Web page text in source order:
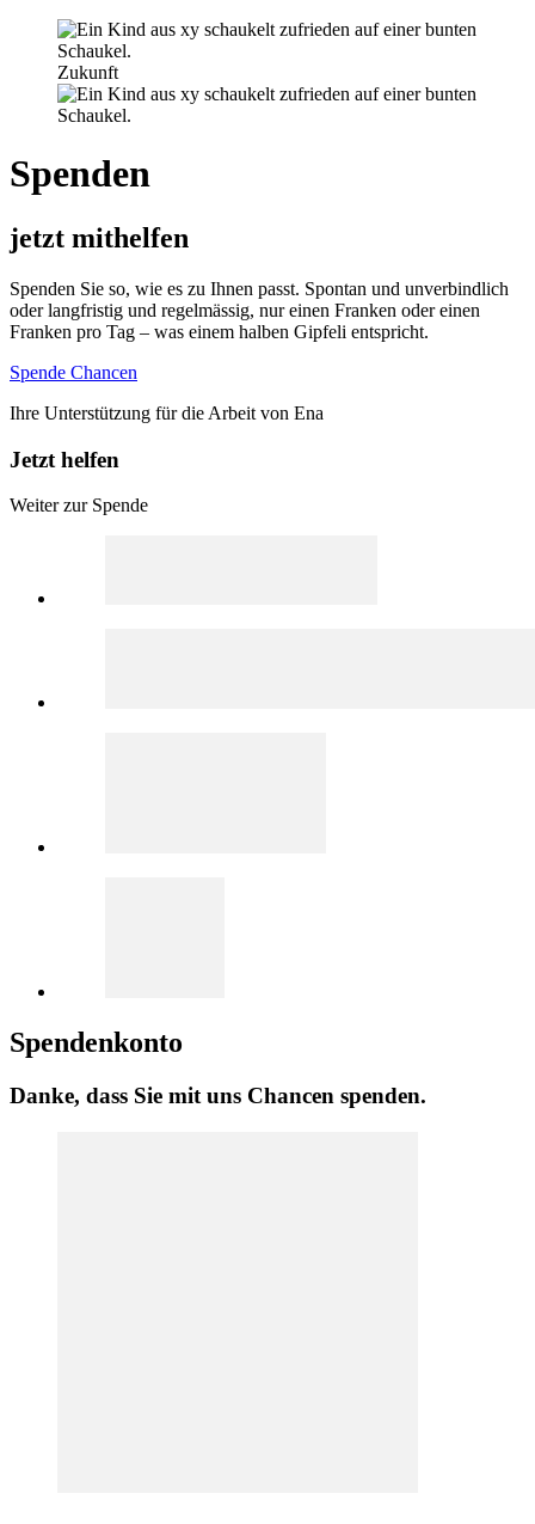
Zukunft
Spenden
jetzt mithelfen
Spenden Sie so, wie es zu Ihnen passt. Spontan und unverbindlich
oder langfristig und regelmässig, nur einen Franken oder einen
Franken pro Tag – was einem halben Gipfeli entspricht.
Spende Chancen
Ihre Unterstützung für die Arbeit von Ena
Jetzt helfen
Weiter zur Spende
Spendenkonto
Danke, dass Sie mit uns Chancen spenden.